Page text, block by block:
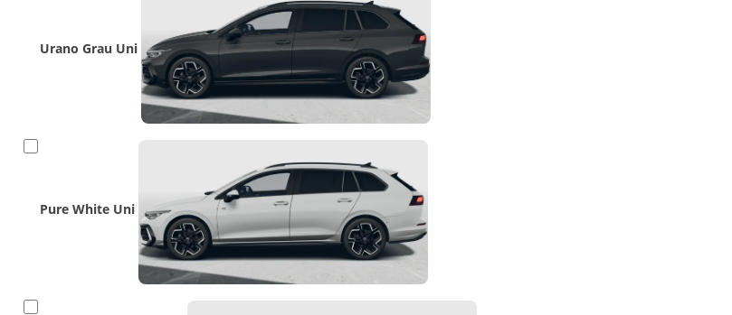
Urano Grau Uni
Pure White Uni